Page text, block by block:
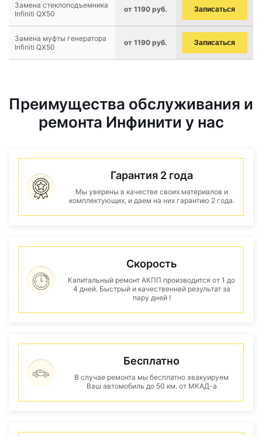
Замена стеклоподъемника
Infiniti QX50
от 1190 руб. Записаться
Замена муфты генератора
Infiniti QX50
от 1190 руб. Записаться
Преимущества обслуживания и
ремонта Инфинити у нас
Гарантия 2 года
Мы уверены в качестве своих материалов и
комплектующих, и даем на них гарантию 2 года.
Скорость
Капитальный ремонт АКПП производится от 1 до
4 дней. Быстрый и качественнвй результат за
пару дней !
Бесплатно
В случае ремонта мы бесплатно эвакуируем
Ваш автомобиль до 50 км. от МКАД-а